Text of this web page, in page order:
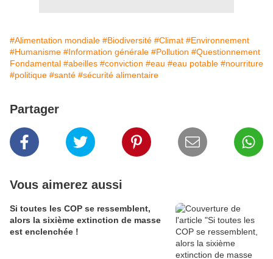
#Alimentation mondiale #Biodiversité #Climat #Environnement
#Humanisme #Information générale #Pollution #Questionnement
Fondamental #abeilles #conviction #eau #eau potable #nourriture
#politique #santé #sécurité alimentaire
Partager
Vous aimerez aussi
Si toutes les COP se ressemblent,
alors la sixième extinction de masse
est enclenchée !